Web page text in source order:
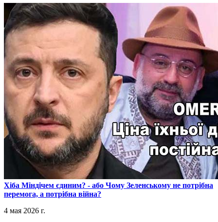
​Хіба Міндічем єдиним? - або Чому Зеленському не потрібна
перемога, а потрібна війна?
4 мая 2026 г.